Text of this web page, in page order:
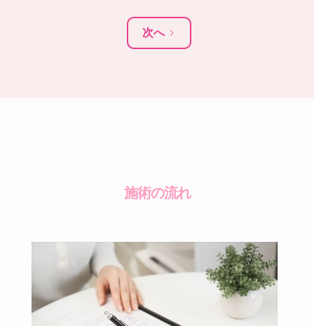
次へ
施術の流れ